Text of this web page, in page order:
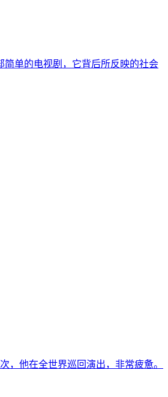
简单的电视剧，它背后所反映的社会
，他在全世界巡回演出，非常疲惫。